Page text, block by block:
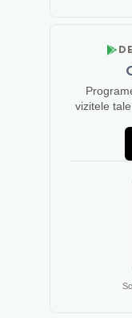
vizitele